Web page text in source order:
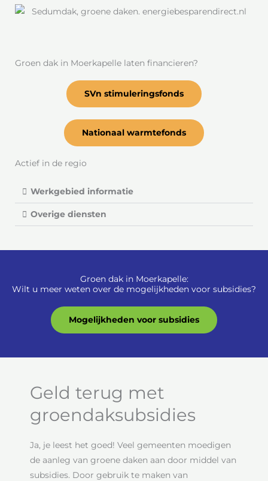
Groen dak in Moerkapelle laten financieren?
SVn stimuleringsfonds
Nationaal warmtefonds
Actief in de regio
Werkgebied informatie
Overige diensten
Groen dak in Moerkapelle:
Wilt u meer weten over de mogelijkheden voor subsidies?
Mogelijkheden voor subsidies
Geld terug met
groendaksubsidies
Ja, je leest het goed! Veel gemeenten moedigen
de aanleg van groene daken aan door middel van
subsidies. Door gebruik te maken van